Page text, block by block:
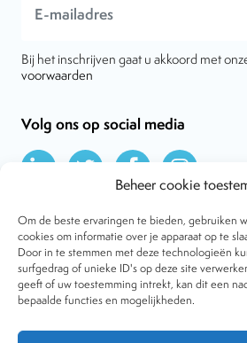
Beheer cookie
Om de beste ervaringen te bieden, gebruiken
cookies om informatie over je apparaat op te
Door in te stemmen met deze technologieën
surfgedrag of unieke ID's op deze site
geeft of uw toestemming intrekt, kan dit een
bepaalde functies en mogelijkheden.
Bij het inschrijven gaat u akkoord met
voorwaarden
Volg ons op social media
Over VtdK
Contact
Nieuws
Behandelwijzen
Dossiers